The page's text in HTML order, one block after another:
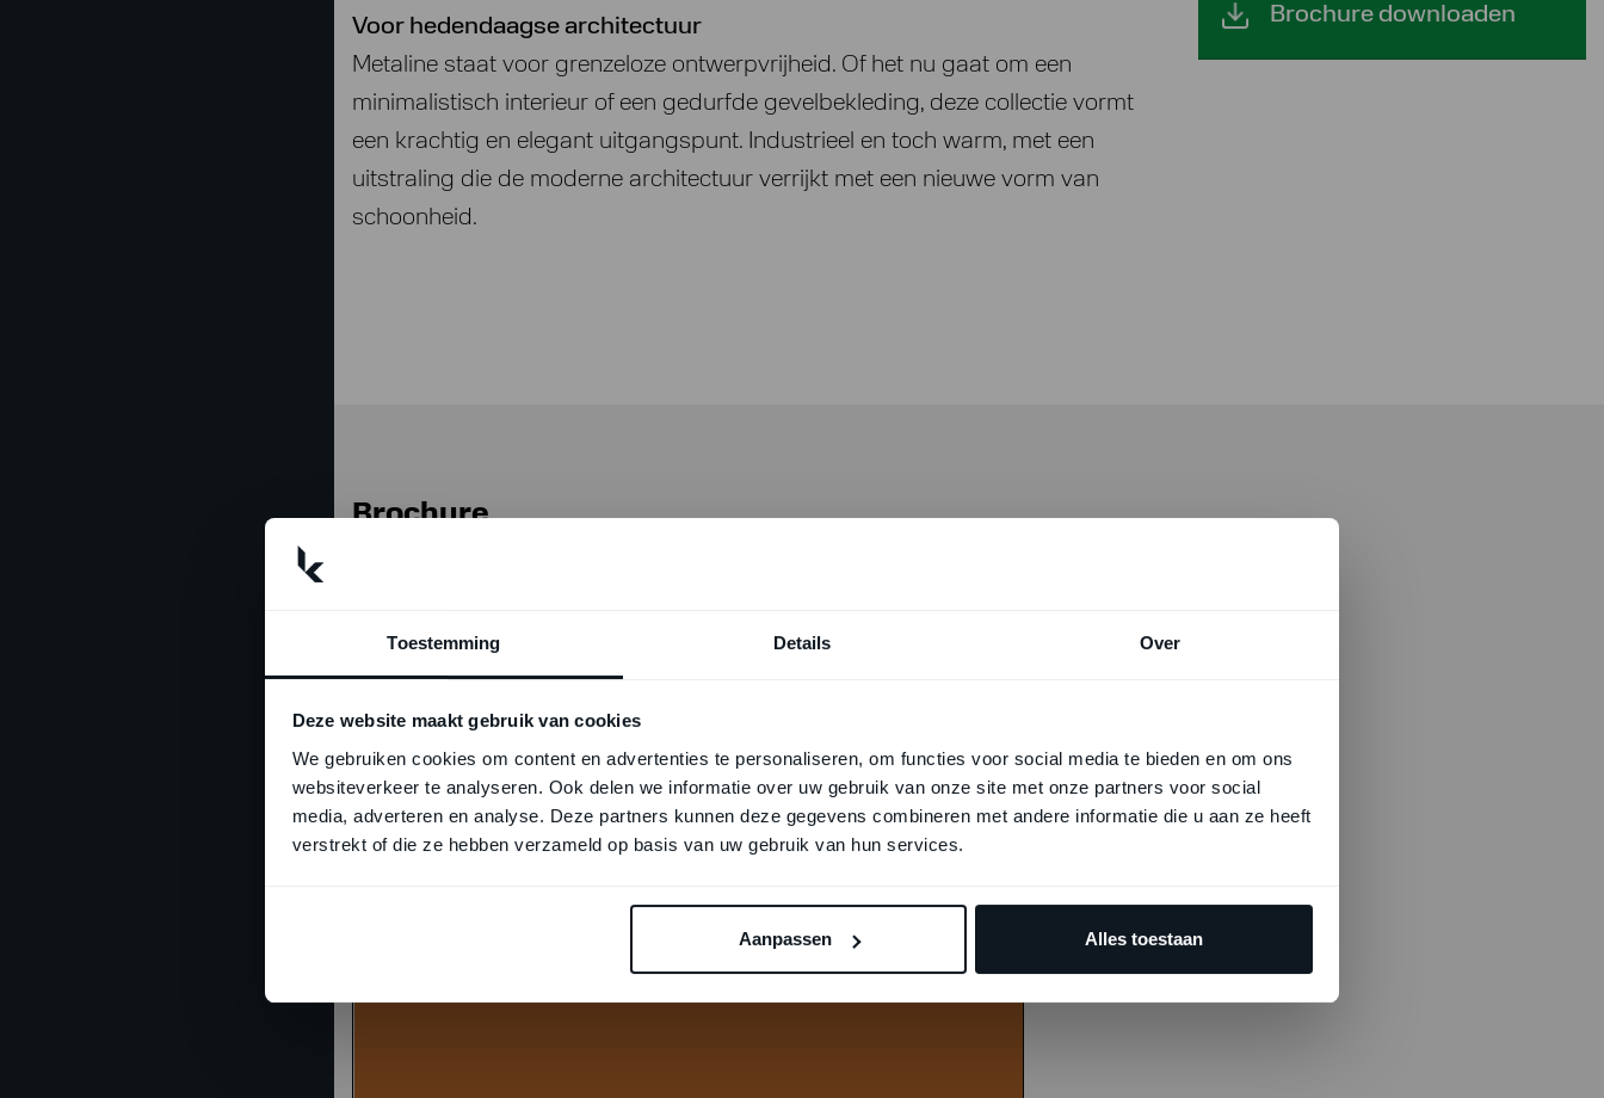
Toestemming Details Over
Deze website maakt gebruik van cookies
We gebruiken cookies om content en advertenties te personaliseren, om functies voor social media te bieden en om ons
websiteverkeer te analyseren. Ook delen we informatie over uw gebruik van onze site met onze partners voor social
media, adverteren en analyse. Deze partners kunnen deze gegevens combineren met andere informatie die u aan ze heeft
verstrekt of die ze hebben verzameld op basis van uw gebruik van hun services.
Aanpassen Alles toestaan
Voor hedendaagse architectuur
Metaline staat voor grenzeloze ontwerpvrijheid. Of het nu gaat om een
minimalistisch interieur of een gedurfde gevelbekleding, deze collectie vormt
een krachtig en elegant uitgangspunt. Industrieel en toch warm, met een
uitstraling die de moderne architectuur verrijkt met een nieuwe vorm van
schoonheid.
Brochure
Brochure downloaden